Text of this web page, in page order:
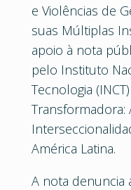
e Violências de
suas Múltiplas
apoio à nota
pelo Instituto
Tecnologia
Transformadora:
América Latina.
A nota denuncia